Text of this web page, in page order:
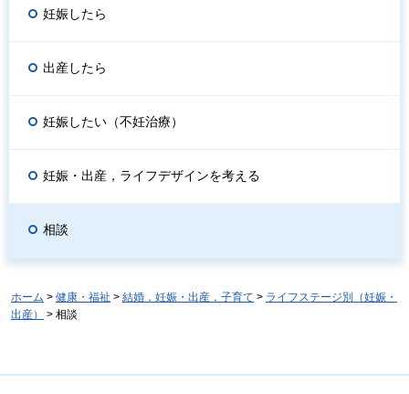
妊娠したら
出産したら
妊娠したい（不妊治療）
妊娠・出産，ライフデザインを考える
相談
ホーム > 健康・福祉 > 結婚，妊娠・出産，子育て > ライフステージ別（妊娠・
出産）
> 相談